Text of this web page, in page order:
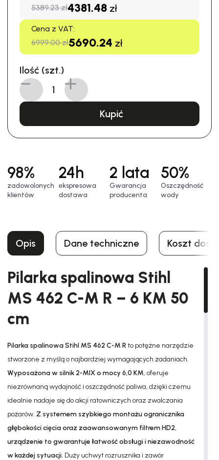
5389.23 zł4381.48 zł
Cena z VAT:
6999.00 zł5690.24 zł
Ilość (szt.)
Kupić
98%
zadowolonych
klientów
24h
еkspresowa
dostawa
2 lata
Gwarancja
producenta
50%
Oszczędność
wody
Opis Dane techniczne Koszt
Pilarka spalinowa Stihl
MS 462 C-M R – 6 KM 50
cm
Pilarka spalinowa Stihl MS 462 C-M Rto potężne narzędzie
stworzone z myślą o najbardziej wymagających zadaniach.
Wyposażona w silnik 2-MIX o mocy 6,0 KM, oferuje
niezrównaną wydajność i oszczędność paliwa, dzięki czemu
idealnie nadaje się do akcji ratowniczych oraz zwalczania
pożarów. Z systemem szybkiego montażu ogranicznika
głębokości cięcia oraz zaawansowanym filtrem HD2,
urządzenie to gwarantuje łatwość obsługi i niezawodność
w każdej sytuacji. Duży uchwyt rozrusznika i zawór